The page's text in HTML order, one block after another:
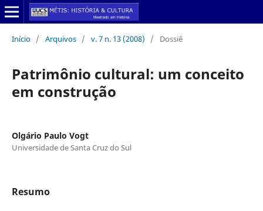
Início / Arquivos / v. 7 n. 13 (2008) / Dossiê
Patrimônio cultural: um conceito
em construção
Olgário Paulo Vogt
Universidade de Santa Cruz do Sul
Resumo